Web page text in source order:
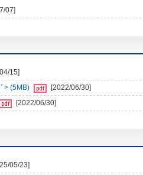
07]
15]
> (5MB)
[2022/06/30]
[2022/06/30]
05/23]